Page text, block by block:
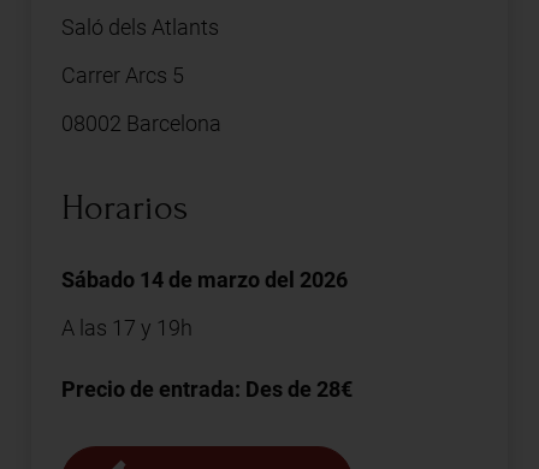
Saló dels Atlants
Carrer Arcs 5
08002 Barcelona
Horarios
Sábado 14 de marzo del 2026
A las 17 y 19h
Precio de entrada: Des de 28€